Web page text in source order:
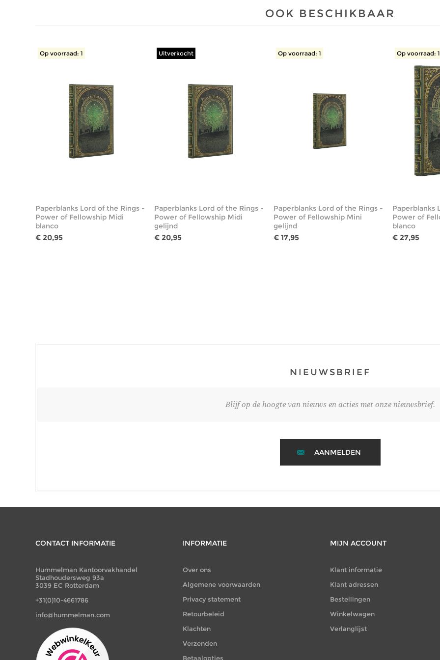
OOK BESCHIKBAAR
Op voorraad: 1
Paperblanks Lord of the Rings -
Power of Fellowship Midi
blanco
€ 20,95
Uitverkocht
Paperblanks Lord of the Rings -
Power of Fellowship Midi
gelijnd
€ 20,95
Op voorraad: 1
Paperblanks Lord of the Rings -
Power of Fellowship Mini
gelijnd
€ 17,95
Op voorraad: 1
Paperblanks
Power of
blanco
€ 27,95
NIEUWSBRIEF
Blijf op de hoogte van nieuws en acties met onze nieuwsbrief.
AANMELDEN
CONTACT INFORMATIE
Hummelman Kantoorvakhandel
Stadhoudersweg 93a
3039 EC Rotterdam
+31(0)10-4661786
info@hummelman.com
INFORMATIE
Over ons
Algemene voorwaarden
Privacy statement
Retourbeleid
Klachten
Verzenden
Betaalopties
MIJN ACCOUNT
Klant informatie
Klant adressen
Bestellingen
Winkelwagen
Verlanglijst